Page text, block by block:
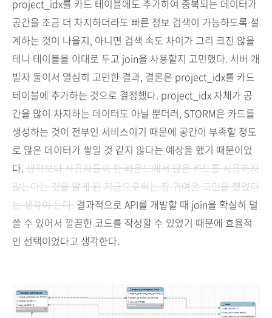
project_idx를 카드 테이블에도 추가하여 중복되는 데이터가
공간을 조금 더 차지하더라도 빠른 정보 검색이 가능하도록 설
계하는 것이 나을지, 아니면 검색 속도 차이가 그리 크진 않을
테니 테이블을 이대로 두고 join을 사용할지 고민했다. 서버 개
발자 둘이서 열심히 고민한 결과, 결론은 project_idx를 카드
테이블에 추가하는 것으로 결정했다. project_idx 자체가 공
간을 많이 차지하는 데이터도 아닐 뿐더러, STORM은 카드를
생성하는 것이 전부인 서비스이기 때문에 공간이 부족할 정도
로 많은 데이터가 쌓일 것 같지 않다는 예상을 했기 때문이었
다. 생각보다 사용자들이 한 라운드에서 많은 카드를 사용하지
않는다는 것을 알게 된 지금으로써는 참 귀여운 고민을 했었다
는 생각이 든다. 결과적으로 API를 개발할 때 join을 확실히 덜
쓸 수 있어서 깔끔한 코드를 작성할 수 있었기 때문에 효율적
인 선택이었다고 생각한다.